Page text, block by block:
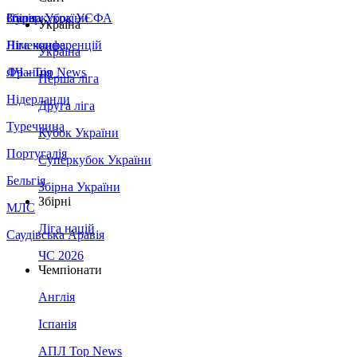
Збірна України
Італія
Німеччина
Франція
Нідерланди
Туреччина
Португалія
Бельгія
МЛС
Саудівська Аравія
Суперкубок УЄФА
Ліга конференцій
ЛЧ - Top News
Україна
Україна
Перша ліга
Друга ліга
Кубок України
Суперкубок України
Збірна України
Збірні
Ліга націй
ЧС 2026
Чемпіонати
Англія
Іспанія
АПЛ Top News